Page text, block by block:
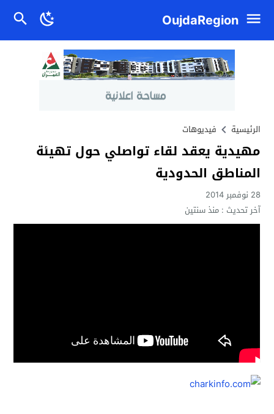
OujdaRegion
الرئيسية فيديوهات
مهيدية يعقد لقاء تواصلي حول تهيئة
المناطق الحدودية
28 نوفمبر 2014
آخر تحديث :منذ سنتين